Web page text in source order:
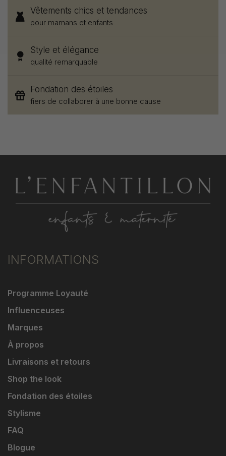
Vêtements chics et tendances
pour mamans et enfants
Style et élégance
qualité remarquable
Fondation des étoiles
fiers de collaborer à une bonne cause
INFORMATIONS
Programme Loyauté
Influenceuses
Marques
À propos
Livraisons et retours
Shop the look
Fondation des étoiles
Stylisme
FAQ
Blogue